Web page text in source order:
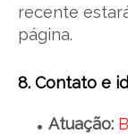
recente
página.
8. Contato e
Atuação: